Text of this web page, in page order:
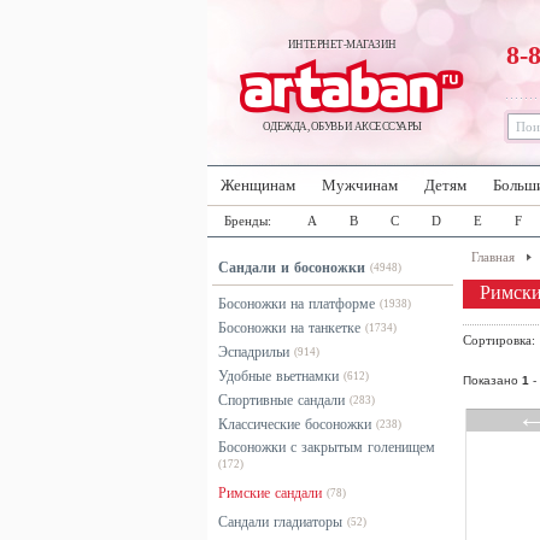
ИНТЕРНЕТ-МАГАЗИН
ОДЕЖДА, ОБУВЬ И АКСЕССУАРЫ
8-
Женщинам Мужчинам Детям
Бренды: A B C D E F
Сандали и босоножки (4948)
Босоножки на платформе (1938)
Босоножки на танкетке (1734)
Эспадрильи (914)
Удобные вьетнамки (612)
Спортивные сандали (283)
Классические босоножки (238)
Босоножки с закрытым голенищем
(172)
Римские сандали (78)
Сандали гладиаторы (52)
Главная
Показано 1 -